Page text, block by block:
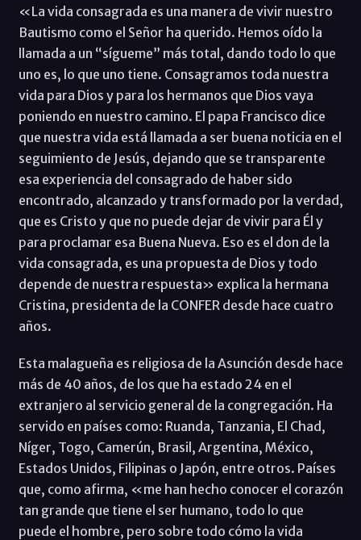
«La vida consagrada es una manera de vivir nuestro
Bautismo como el Señor ha querido. Hemos oído la
llamada a un “sígueme” más total, dando todo lo que
uno es, lo que uno tiene. Consagramos toda nuestra
vida para Dios y para los hermanos que Dios vaya
poniendo en nuestro camino. El papa Francisco dice
que nuestra vida está llamada a ser buena noticia en el
seguimiento de Jesús, dejando que se transparente
esa experiencia del consagrado de haber sido
encontrado, alcanzado y transformado por la verdad,
que es Cristo y que no puede dejar de vivir para Él y
para proclamar esa Buena Nueva. Eso es el don de la
vida consagrada, es una propuesta de Dios y todo
depende de nuestra respuesta» explica la hermana
Cristina, presidenta de la CONFER desde hace cuatro
años.
Esta malagueña es religiosa de la Asunción desde hace
más de 40 años, de los que ha estado 24 en el
extranjero al servicio general de la congregación. Ha
servido en países como: Ruanda, Tanzania, El Chad,
Níger, Togo, Camerún, Brasil, Argentina, México,
Estados Unidos, Filipinas o Japón, entre otros. Países
que, como afirma, «me han hecho conocer el corazón
tan grande que tiene el ser humano, todo lo que
puede el hombre, pero sobre todo cómo la vida